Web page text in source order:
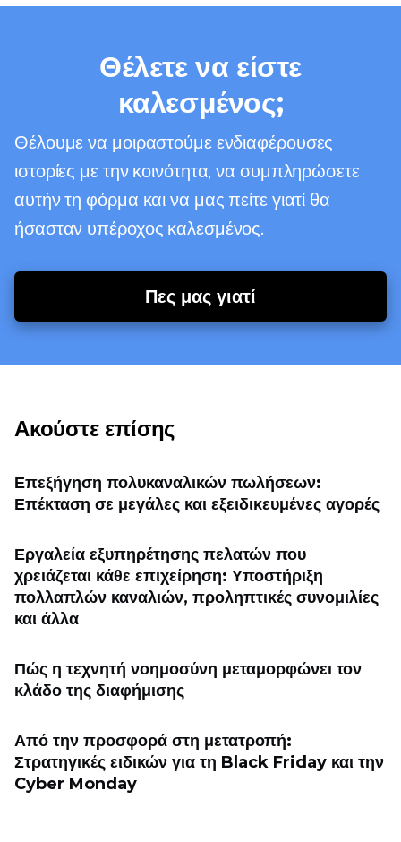
Θέλετε να είστε
καλεσμένος;
Θέλουμε να μοιραστούμε ενδιαφέρουσες
ιστορίες με την κοινότητα, να συμπληρώσετε
αυτήν τη φόρμα και να μας πείτε γιατί θα
ήσασταν υπέροχος καλεσμένος.
Πες μας γιατί
Ακούστε επίσης
Επεξήγηση πολυκαναλικών πωλήσεων:
Επέκταση σε μεγάλες και εξειδικευμένες αγορές
Εργαλεία εξυπηρέτησης πελατών που
χρειάζεται κάθε επιχείρηση: Υποστήριξη
πολλαπλών καναλιών, προληπτικές συνομιλίες
και άλλα
Πώς η τεχνητή νοημοσύνη μεταμορφώνει τον
κλάδο της διαφήμισης
Από την προσφορά στη μετατροπή:
Στρατηγικές ειδικών για τη Black Friday και την
Cyber ​​Monday